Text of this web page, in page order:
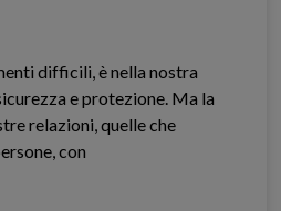
difficili, è nella nostra
e protezione. Ma la
relazioni, quelle che
con